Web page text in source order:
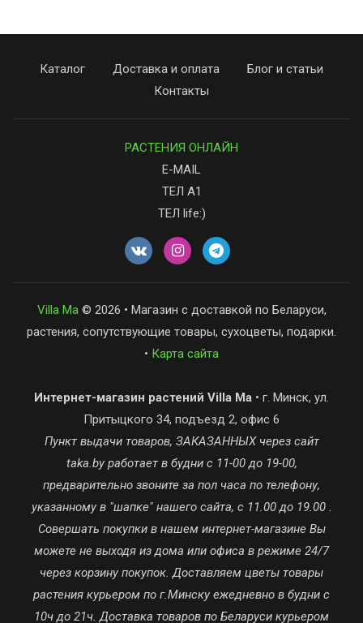
Каталог Доставка и оплата
Блог и статьи
Контакты
РАСТЕНИЯ ОНЛАЙН
E-MAIL
ТЕЛ А1
ТЕЛ life:)
Villa Ma© 2026 • Магазин с доставкой по Беларуси,
растения, сопутствующие товары, сухоцветы, подарки.
• Карта сайта
Интернет-магазин растений Villa Ma • г. Минск, ул.
Притыцкого 34, подъезд 2, офис 6
Пункт выдачи товаров, ЗАКАЗАННЫХ через сайт
taka.by работает в будни с 11-00 до 19-00,
предварительно звоните за пол часа по телефону,
указанному в "шапке" нашего сайта, с 11.00 до 19.00 .
Совершать покупки в нашем интернет-магазине Вы
можете не выходя из дома или офиса в режиме 24/7
через корзину покупок. Доставляем цветы товары
растения курьером по г.Минску ежедневно в будни с
10ч до 21ч. Доставка товаров по Беларуси курьером